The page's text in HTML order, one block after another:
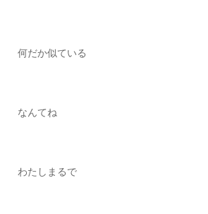
何だか似ている
なんてね
わたしまるで